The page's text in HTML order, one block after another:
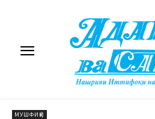
МУШФИҚӢ